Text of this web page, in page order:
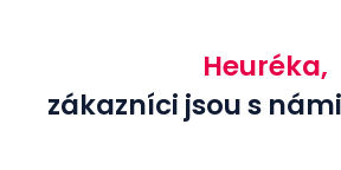
Heuréka,
zákazníci jsou s